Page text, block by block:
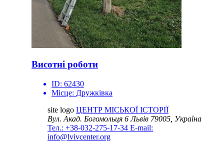
Висотні роботи
ID: 62430
Місце: Дружківка
site logo ЦЕНТР МІСЬКОЇ ІСТОРІЇ
Вул. Акад. Богомольця 6Львів 79005, Україна
Тел.: +38-032-275-17-34 E-mail:
info@lvivcenter.org